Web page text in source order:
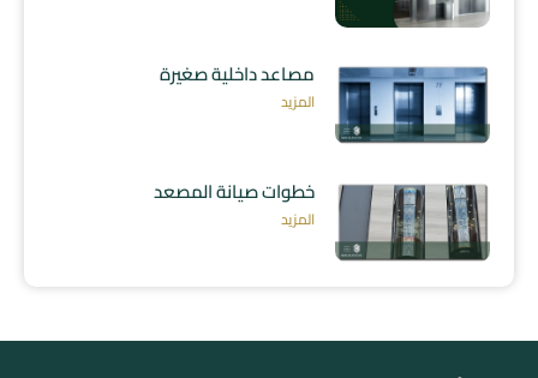
مصاعد داخلية صغيرة
المزيد
خطوات صيانة المصعد
المزيد